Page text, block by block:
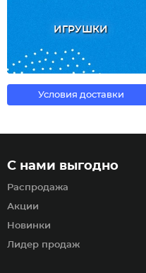
ИГРУШКИ
Условия доставки
С нами выгодно
Распродажа
Акции
Новинки
Лидер продаж